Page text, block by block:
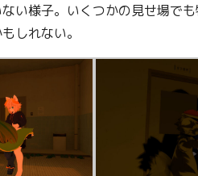
い様子。いくつかの見せ場で
しれない。